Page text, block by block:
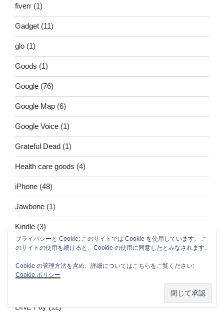
fiverr (1)
Gadget (11)
glo (1)
Goods (1)
Google (76)
Google Map (6)
Google Voice (1)
Grateful Dead (1)
Health care goods (4)
iPhone (48)
Jawbone (1)
Kindle (3)
Kyash(6)
Levi's(R) COMMUTER(TM)(1)
LINE Pay(12)
プライバシーと Cookie: このサイトでは Cookie を使用しています。 こ
のサイトの使用を続けると、Cookie の使用に同意したとみなされます。
Cookie の管理方法を含め、詳細についてはこちらをご覧ください:
Cookie ポリシー